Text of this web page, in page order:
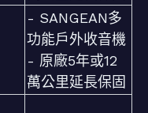
- SANGEAN多
功能戶外收音機
- 原廠5年或12
萬公里延長保固